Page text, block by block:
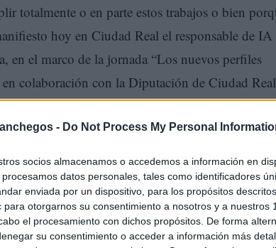
- Do Not Process My Personal
socios almacenamos o accedemos a información en
datos personales, tales como identificadores
enviada por un dispositivo, para los propósitos
para otorgarnos su consentimiento a nosotros y a nuestros
el procesamiento con dichos propósitos. De forma
su consentimiento o acceder a información más
totalmente o en parte estos trabajos o bien
hoy en Ciudad Real el responsable de IA
en el marco de la jornada “Los nuevos perfiles
colaboración con la Diputación de Ciudad